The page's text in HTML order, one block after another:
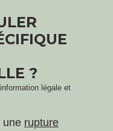
?
légale et
une rupture